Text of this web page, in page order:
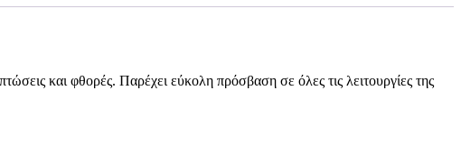
και φθορές. Παρέχει εύκολη πρόσβαση σε όλες τις λειτουργίες της